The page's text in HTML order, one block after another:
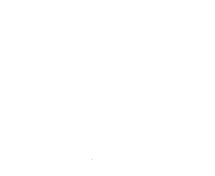
T104 針金切鋏